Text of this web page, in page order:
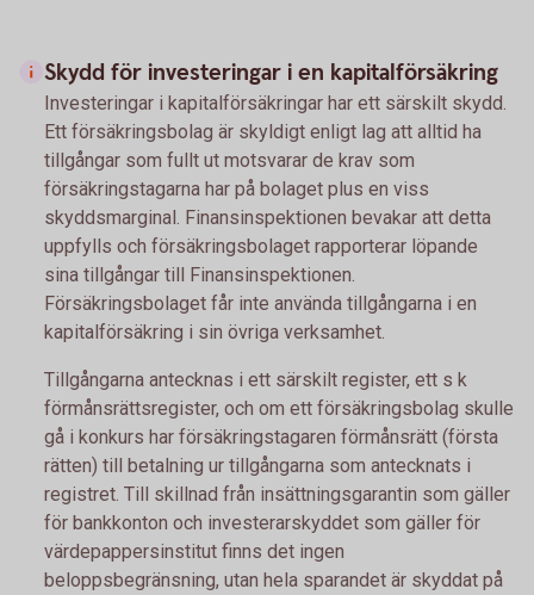
Skydd för investeringar i en kapitalförsäkring
Investeringar i kapitalförsäkringar har ett särskilt skydd.
Ett försäkringsbolag är skyldigt enligt lag att alltid ha
tillgångar som fullt ut motsvarar de krav som
försäkringstagarna har på bolaget plus en viss
skyddsmarginal. Finansinspektionen bevakar att detta
uppfylls och försäkringsbolaget rapporterar löpande
sina tillgångar till Finansinspektionen.
Försäkringsbolaget får inte använda tillgångarna i en
kapitalförsäkring i sin övriga verksamhet.
Tillgångarna antecknas i ett särskilt register, ett s k
förmånsrättsregister, och om ett försäkringsbolag skulle
gå i konkurs har försäkringstagaren förmånsrätt (första
rätten) till betalning ur tillgångarna som antecknats i
registret. Till skillnad från insättningsgarantin som gäller
för bankkonton och investerarskyddet som gäller för
värdepappersinstitut finns det ingen
beloppsbegränsning, utan hela sparandet är skyddat på